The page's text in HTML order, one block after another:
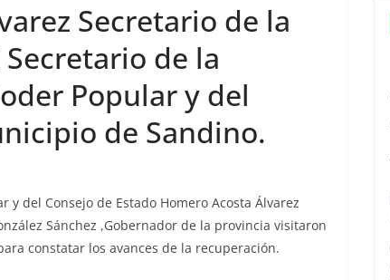
Secretario de la
de la
Popular y del
de Sandino.
y del Consejo de Estado Homero Acosta Álvarez
Sánchez ,Gobernador de la provincia visitaron
constatar los avances de la recuperación.